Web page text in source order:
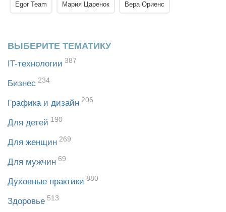
Egor Team Мария Царенок Вера Ориенс
ВЫБЕРИТЕ ТЕМАТИКУ
IT-технологии 387
Бизнес 234
Графика и дизайн 206
Для детей 190
Для женщин 269
Для мужчин 69
Духовные практики 880
Здоровье 513